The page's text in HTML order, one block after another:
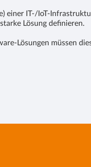
einer IT-/IoT-
Lösung definieren.
Lösungen müssen